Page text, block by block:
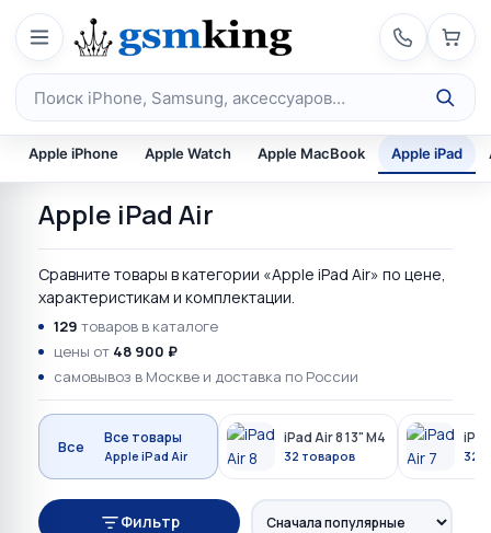
Перейти к содержимому
Поиск по каталогу
Apple iPhone Apple Watch Apple MacBook Apple iPad
Apple iPad Air
Сравните товары в категории «Apple iPad Air» по цене,
характеристикам и комплектации.
129 товаров в каталоге
цены от 48 900 ₽
самовывоз в Москве и доставка по России
Все Все товары
Apple iPad Air
iPad Air 8 13" M4
32 товаров 32
Фильтр